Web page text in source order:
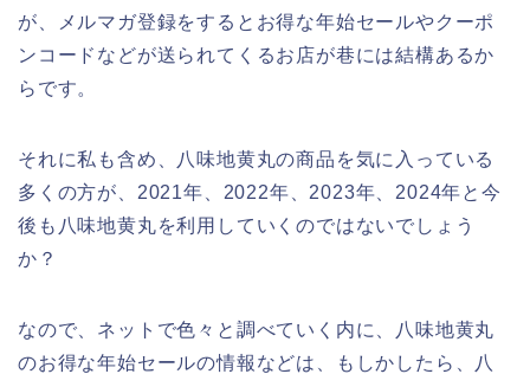
が、メルマガ登録をするとお得な年始セールやクーポ
ンコードなどが送られてくるお店が巷には結構あるか
らです。
それに私も含め、八味地黄丸の商品を気に入っている
多くの方が、2021年、2022年、2023年、2024年と今
後も八味地黄丸を利用していくのではないでしょう
か？
なので、ネットで色々と調べていく内に、八味地黄丸
のお得な年始セールの情報などは、もしかしたら、八